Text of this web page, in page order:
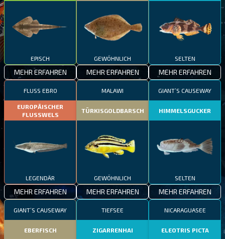
EPISCH
MEHR ERFAHREN
GEWÖHNLICH
MEHR ERFAHREN
SELTEN
MEHR ERFAHREN
FLUSS EBRO
EUROPÄISCHER
FLUSSWELS
LEGENDÄR
MEHR ERFAHREN
MALAWI
TÜRKISGOLDBARSCH
GEWÖHNLICH
MEHR ERFAHREN
GIANT’S CAUSEWAY
HIMMELSGUCKER
SELTEN
MEHR ERFAHREN
GIANT’S CAUSEWAY
EBERFISCH
TIEFSEE
ZIGARRENHAI
NICARAGUASEE
ELEOTRIS PICTA